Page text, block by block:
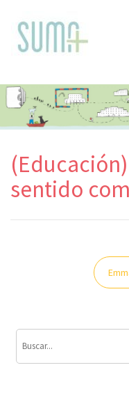
content
sentido
Navegación